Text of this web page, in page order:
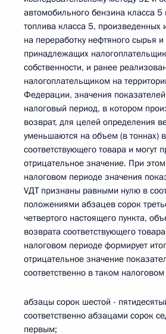
автомобильного бензина класса 5
топлива класса 5, произведенных
на переработку нефтяного сырья
принадлежащих
собственности, и ранее
налогоплательщиком на
Федерации, значения
налоговый период, в котором
возврат, для целей определения
уменьшаются на объем (в тоннах)
соответствующего товара и могут
отрицательное значение. При
налоговом периоде значения
VДТ признаны равными нулю в
положениями абзацев сорок
четвертого настоящего пункта,
возврата соответствующего
налоговом периоде формирует
отрицательное значение
соответственно в таком
абзацы сорок шестой -
соответственно абзацами сорок
первым;